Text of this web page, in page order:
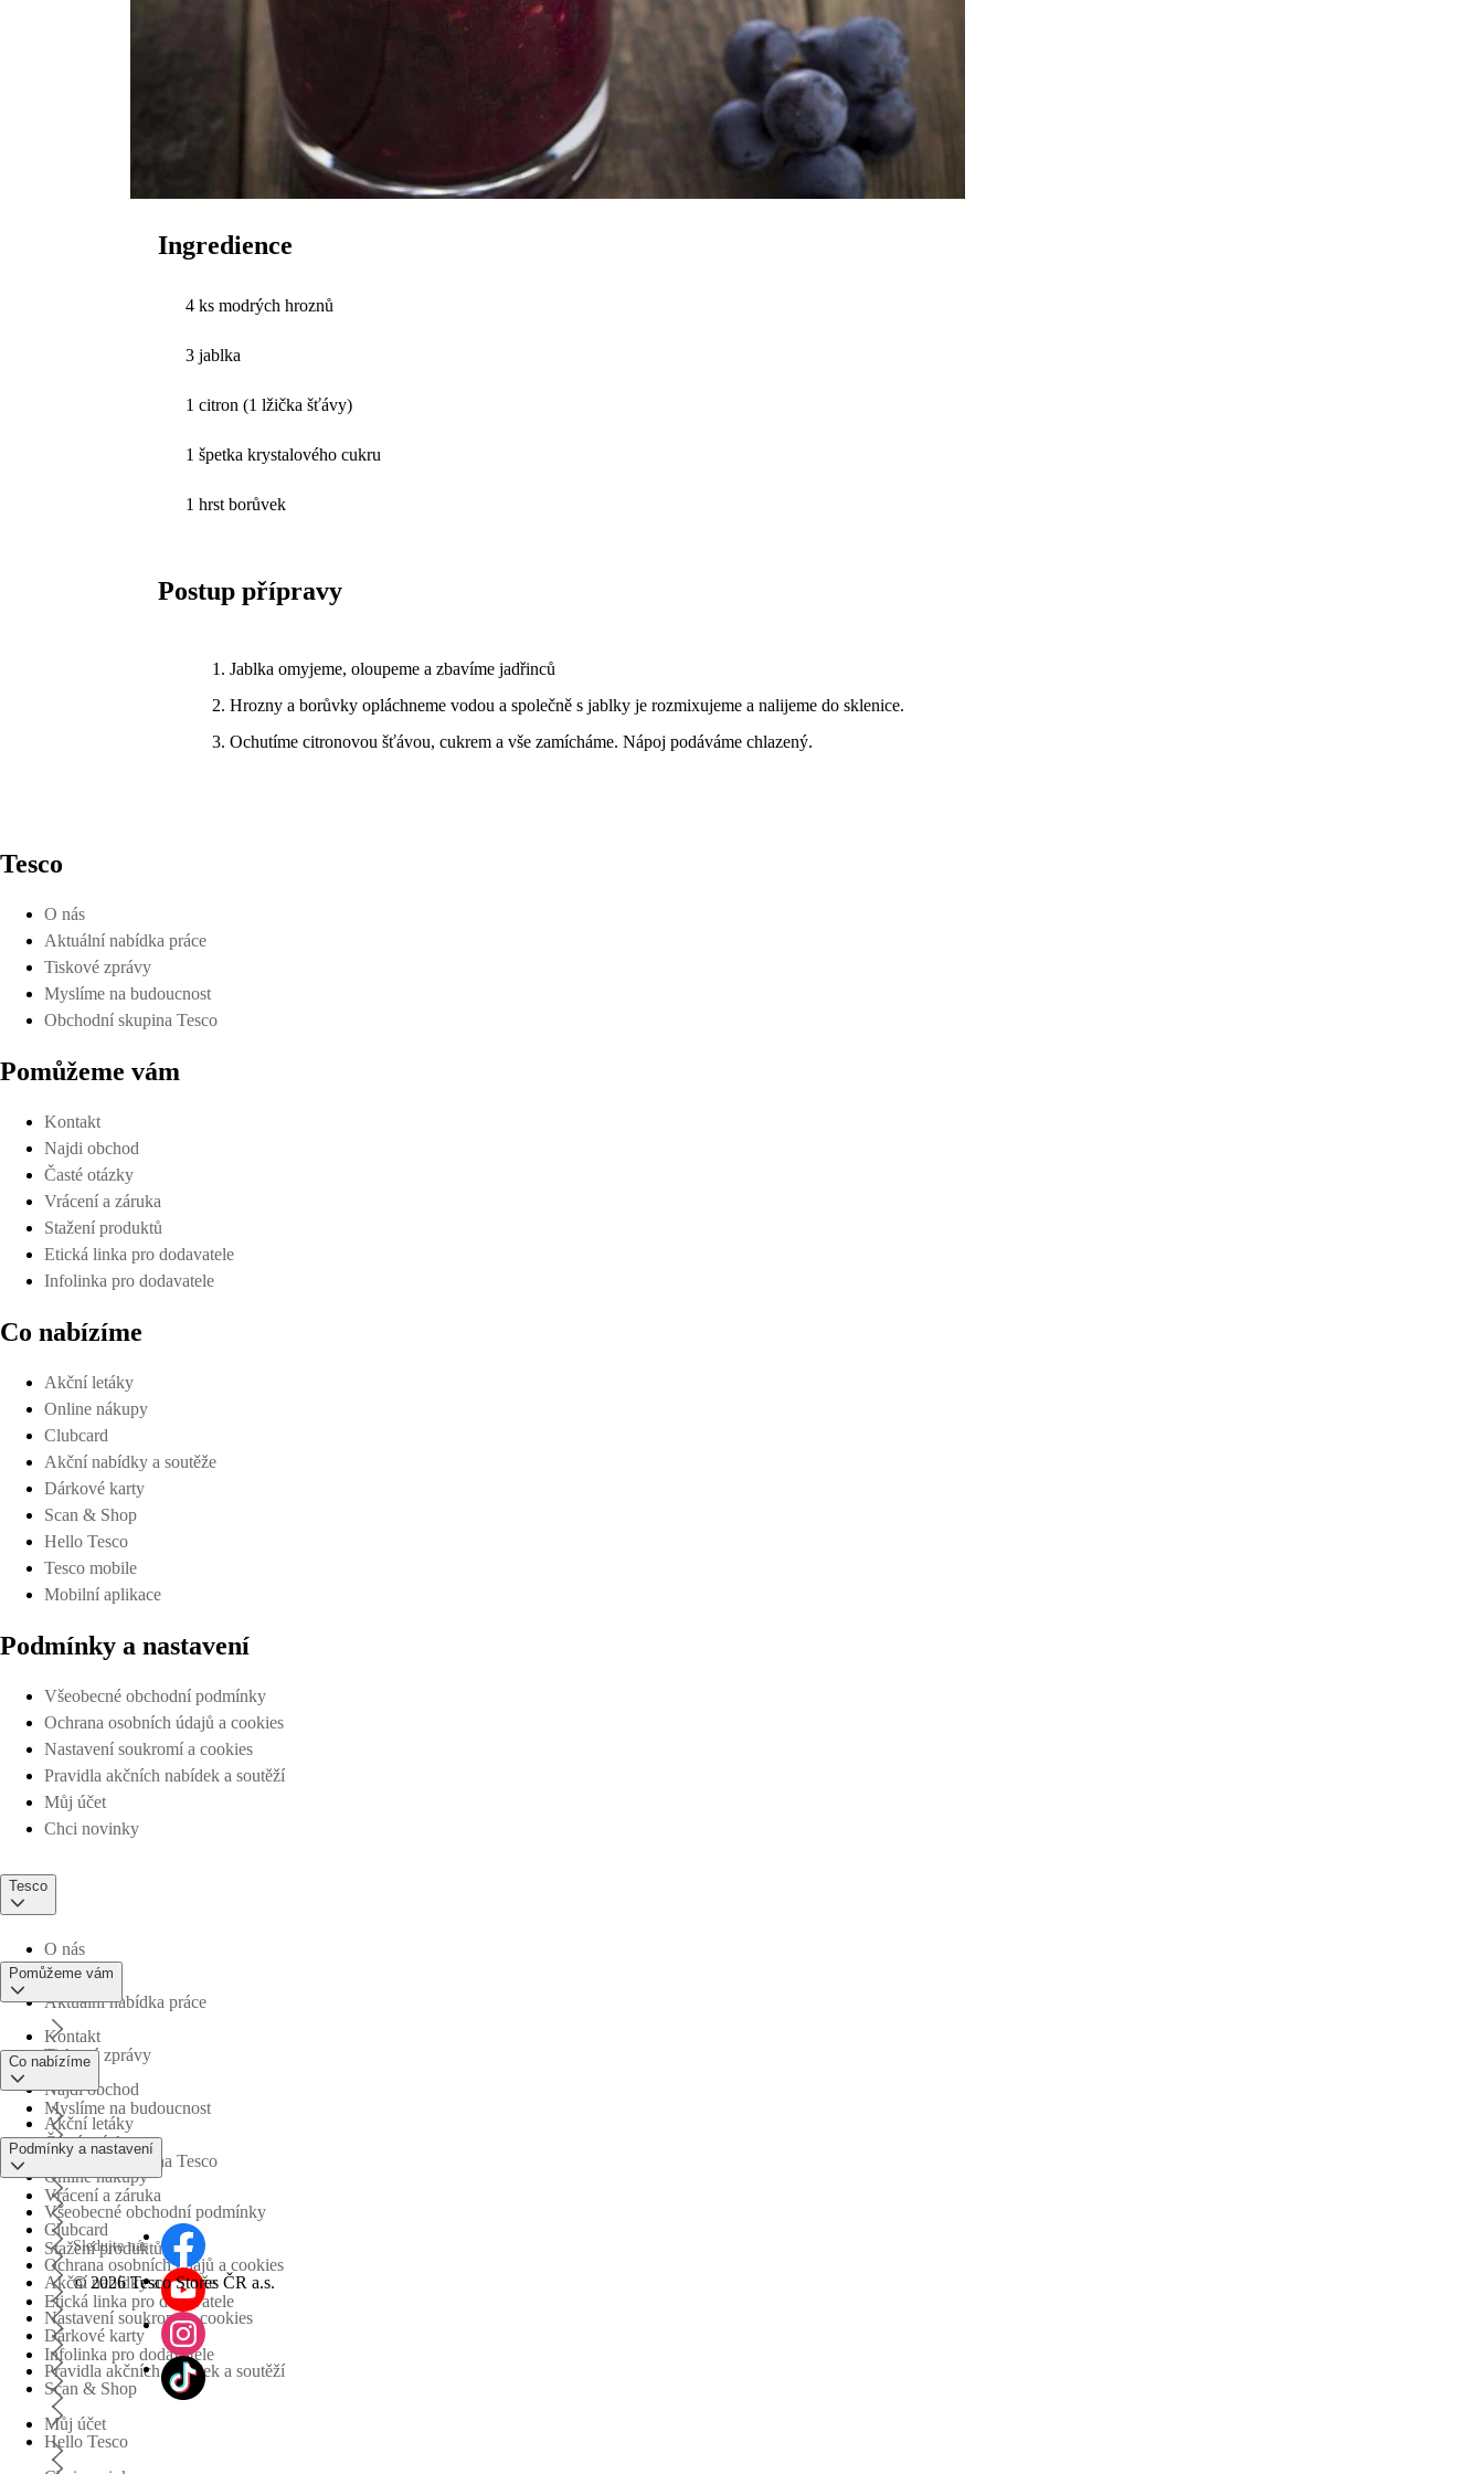
Ingredience
4 ks modrých hroznů
3 jablka
1 citron (1 lžička šťávy)
1 špetka krystalového cukru
1 hrst borůvek
Postup přípravy
Jablka omyjeme, oloupeme a zbavíme jadřinců
Hrozny a borůvky opláchneme vodou a společně s jablky je rozmixujeme a nalijeme do sklenice.
Ochutíme citronovou šťávou, cukrem a vše zamícháme. Nápoj podáváme chlazený.
Tesco
O nás
Aktuální nabídka práce
Tiskové zprávy
Myslíme na budoucnost
Obchodní skupina Tesco
Pomůžeme vám
Kontakt
Najdi obchod
Časté otázky
Vrácení a záruka
Stažení produktů
Etická linka pro dodavatele
Infolinka pro dodavatele
Co nabízíme
Akční letáky
Online nákupy
Clubcard
Akční nabídky a soutěže
Dárkové karty
Scan & Shop
Hello Tesco
Tesco mobile
Mobilní aplikace
Podmínky a nastavení
Všeobecné obchodní podmínky
Ochrana osobních údajů a cookies
Nastavení soukromí a cookies
Pravidla akčních nabídek a soutěží
Můj účet
Chci novinky
Tesco
O nás
Aktuální nabídka práce
Tiskové zprávy
Myslíme na budoucnost
Obchodní skupina Tesco
Pomůžeme vám
Kontakt
Najdi obchod
Časté otázky
Vrácení a záruka
Stažení produktů
Etická linka pro dodavatele
Infolinka pro dodavatele
Co nabízíme
Akční letáky
Online nákupy
Clubcard
Akční nabídky a soutěže
Dárkové karty
Scan & Shop
Hello Tesco
Podmínky a nastavení
Všeobecné obchodní podmínky
Ochrana osobních údajů a cookies
Nastavení soukromí a cookies
Pravidla akčních nabídek a soutěží
Můj účet
Sledujte nás
© 2026 Tesco Stores ČR a.s.